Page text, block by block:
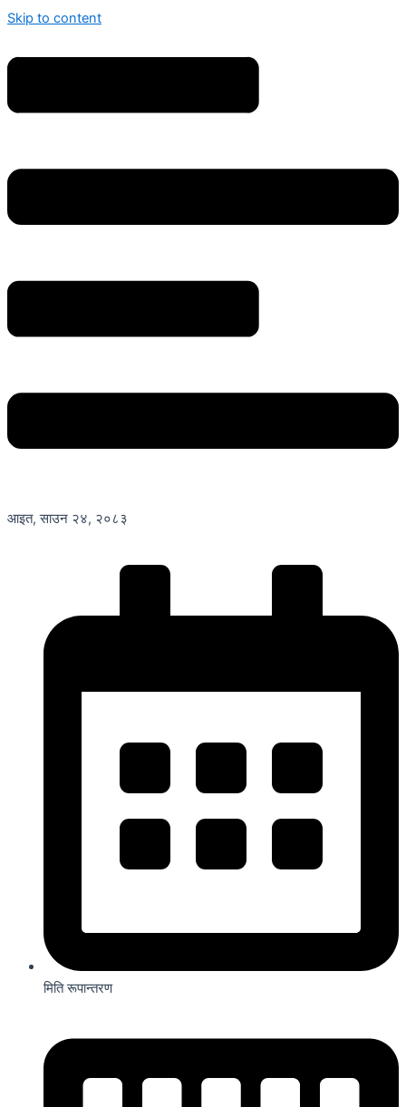
Skip to content
आइत, साउन २४, २०८३
मिति रूपान्तरण